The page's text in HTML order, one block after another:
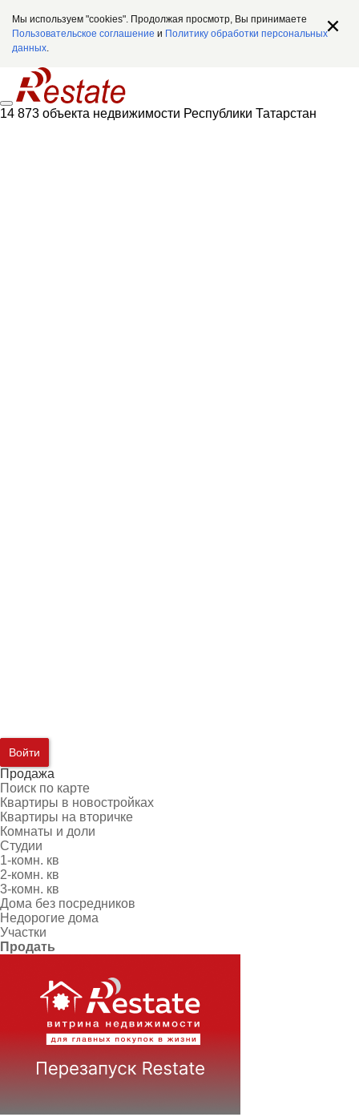
Мы используем "cookies". Продолжая просмотр, Вы принимаете
Пользовательское соглашение и Политику обработки персональных
данных.
14 873 объекта недвижимости Республики Татарстан
Войти
Продажа
Поиск по карте
Квартиры в новостройках
Квартиры на вторичке
Комнаты и доли
Студии
1-комн. кв
2-комн. кв
3-комн. кв
Дома без посредников
Недорогие дома
Участки
Продать